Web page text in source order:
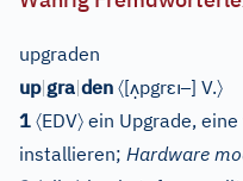
upgraden
up|gra|den 〈[ʌ̣pgrɛı–] V.〉
1 〈EDV〉 ein Upgrade,
installieren; Hardware